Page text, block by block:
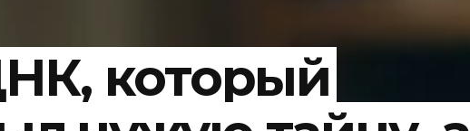
который